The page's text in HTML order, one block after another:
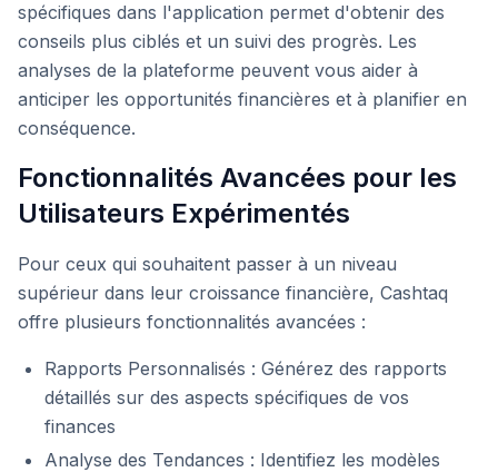
spécifiques dans l'application permet d'obtenir des
conseils plus ciblés et un suivi des progrès. Les
analyses de la plateforme peuvent vous aider à
anticiper les opportunités financières et à planifier en
conséquence.
Fonctionnalités Avancées pour les
Utilisateurs Expérimentés
Pour ceux qui souhaitent passer à un niveau
supérieur dans leur croissance financière, Cashtaq
offre plusieurs fonctionnalités avancées :
Rapports Personnalisés : Générez des rapports
détaillés sur des aspects spécifiques de vos
finances
Analyse des Tendances : Identifiez les modèles